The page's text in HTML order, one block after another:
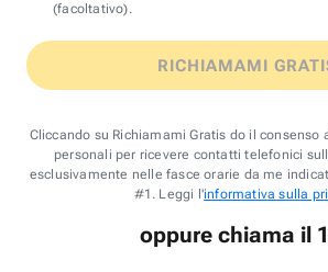
(facoltativo).
RICHIAMAMI
Cliccando su Richiamami Gratis do il
personali per ricevere contatti telefonici
esclusivamente nelle fasce orarie da me
#1. Leggi l'informativa sulla
oppure chiama il